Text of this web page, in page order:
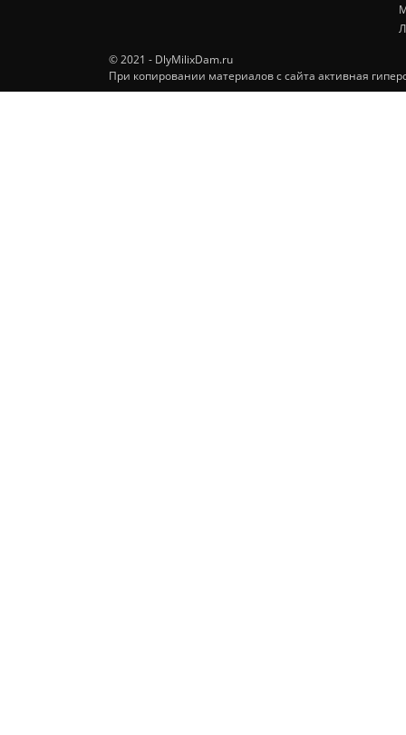
© 2021 - DlyMilixDam.ru
При копировании материалов с сайта активная